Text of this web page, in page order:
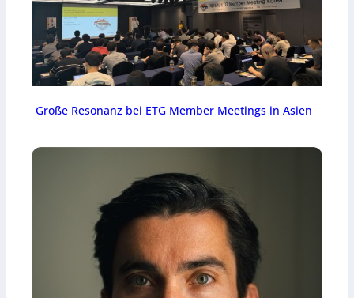
Große Resonanz bei ETG Member Meetings in Asien